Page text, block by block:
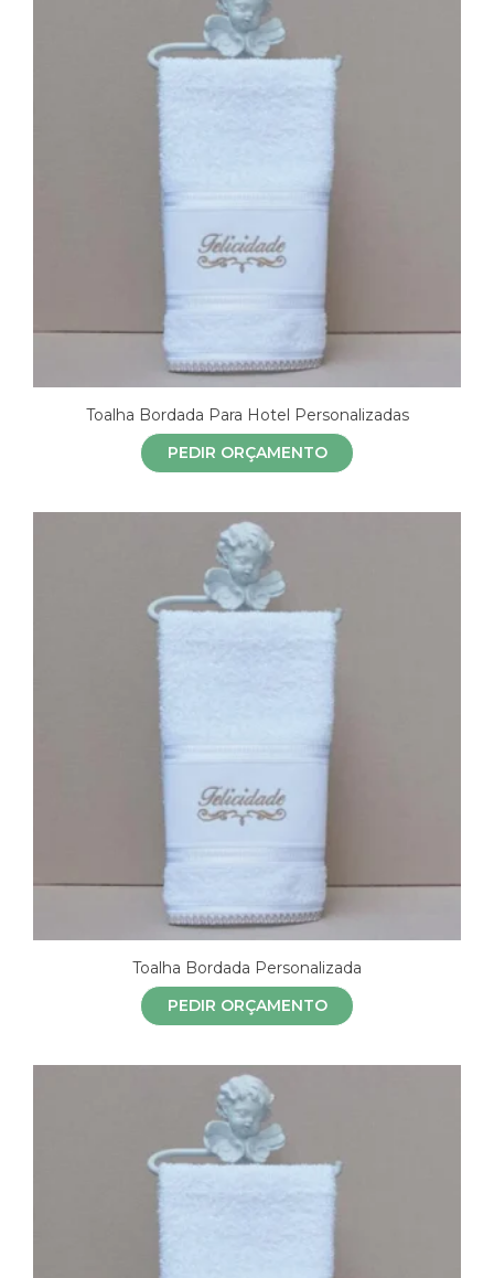
Toalha Bordada Para Hotel Personalizadas
PEDIR ORÇAMENTO
Toalha Bordada Personalizada
PEDIR ORÇAMENTO